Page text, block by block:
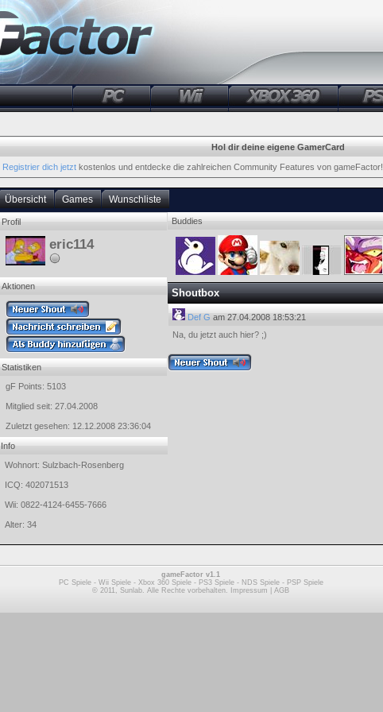
Hol dir deine eigene GamerCard
Registrier dich jetzt kostenlos und entdecke die zahlreichen Community Features von gameFactor!
Übersicht Games Wunschliste
Profil
eric114
Aktionen
Statistiken
gF Points: 5103
Mitglied seit: 27.04.2008
Zuletzt gesehen: 12.12.2008 23:36:04
Info
Wohnort: Sulzbach-Rosenberg
ICQ: 402071513
Wii: 0822-4124-6455-7666
Alter: 34
Buddies
Shoutbox
Def G am 27.04.2008 18:53:21
Na, du jetzt auch hier? ;)
gameFactor v1.1
PC Spiele- Wii Spiele- Xbox 360 Spiele- PS3 Spiele- NDS Spiele- PSP Spiele
© 2011, Sunlab. Alle Rechte vorbehalten.
Impressum AGB